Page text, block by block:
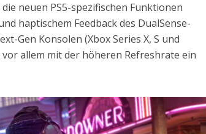
neuen PS5-spezifischen Funktionen
haptischem Feedback des DualSense-
Gen Konsolen (Xbox Series X, S und
allem mit der höheren Refreshrate ein